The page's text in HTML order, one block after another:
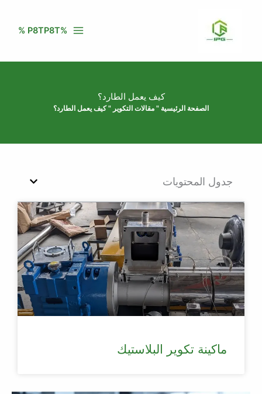
%P8TP8T %
كيف يعمل الطارد؟
الصفحة الرئيسية " مقالات التكوير "كيف يعمل الطارد؟
جدول المحتويات
ماكينة تكوير البلاستيك